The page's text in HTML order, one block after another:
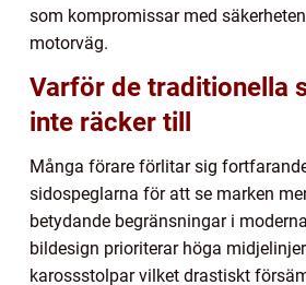
som kompromissar med
motorväg.
Varför de traditionella
inte räcker till
Många förare förlitar sig
sidospeglarna för att se marken
betydande begränsningar i
bildesign prioriterar höga
karossstolpar vilket drastiskt